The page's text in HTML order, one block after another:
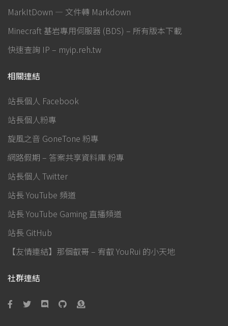
MarkItDown — 文件轉 Markdown
Minecraft 基岩專用伺服器 (BDS) – 所有版本下載
快速查詢 IP – myip.reh.tw
相關連結
站長個人 Facebook
站長個人粉專
旋風之音 GoneTone 粉專
網路假期 – 答案共享資料庫 粉專
站長個人 Twitter
站長 YouTube 頻道
站長 YouTube Gaming 直播頻道
站長 GitHub
【友情連結】那個叡哥 – 宥叡 YouRui 的小天地
社群連結